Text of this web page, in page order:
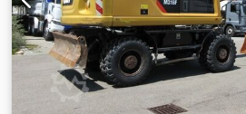
Zustand. Sie ist sofort einsatzbereit
für den Tief-, Straßen- und
allgemeinen Erdbau. Besichtigung
jederzeit nach
kann auf Wunsch organisiert
Aiiowa